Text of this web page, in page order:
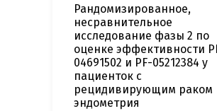
Рандомизированное,
несравнительное
исследование фазы 2 по
оценке эффективности
04691502 и PF-05212384 у
пациенток с
рецидивирующим раком
эндометрия